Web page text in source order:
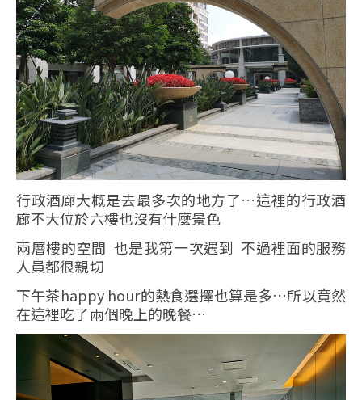
行政酒廊大概是去最多次的地方了…這裡的行政酒
廊不大位於六樓也沒有什麼景色
兩層樓的空間 也是我第一次遇到 不過裡面的服務
人員都很親切
下午茶happy hour的熱食選擇也算是多…所以竟然
在這裡吃了兩個晚上的晚餐…